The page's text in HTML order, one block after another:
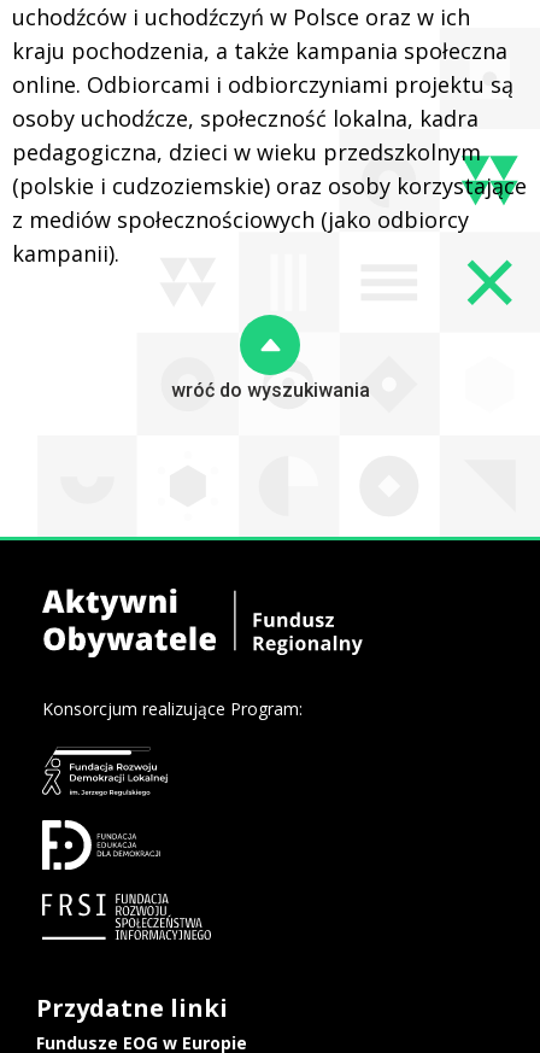
uchodźców i uchodźczyń w Polsce oraz w ich
kraju pochodzenia, a także kampania społeczna
online. Odbiorcami i odbiorczyniami projektu są
osoby uchodźcze, społeczność lokalna, kadra
pedagogiczna, dzieci w wieku przedszkolnym
(polskie i cudzoziemskie) oraz osoby korzystające
z mediów społecznościowych (jako odbiorcy
kampanii).
wróć do wyszukiwania
Konsorcjum realizujące Program:
Przydatne linki
Fundusze EOG w Europie